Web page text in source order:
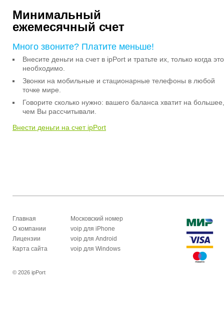
Минимальный
ежемесячный счет
Много звоните? Платите меньше!
Внесите деньги на счет в ipPort и тратьте их, только когда это
необходимо.
Звонки на мобильные и стационарные телефоны в любой
точке мире.
Говорите сколько нужно: вашего баланса хватит на большее,
чем Вы рассчитывали.
Внести деньги на счет ipPort
Главная
О компании
Лицензии
Карта сайта
Московский номер
voip для iPhone
voip для Android
voip для Windows
© 2026 ipPort